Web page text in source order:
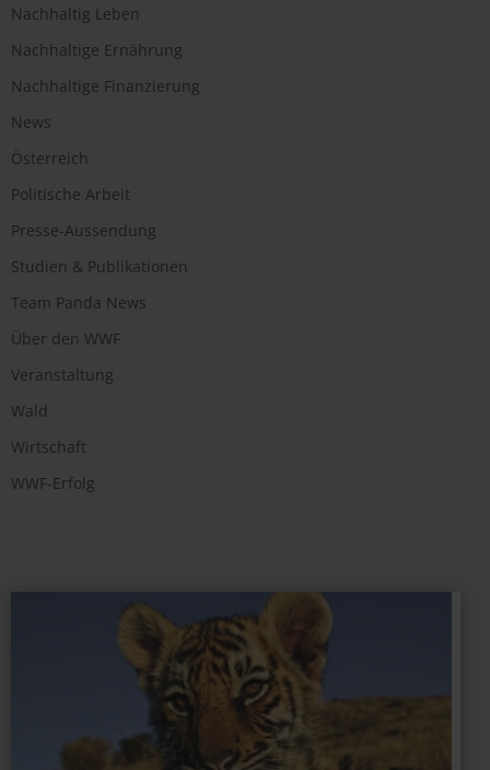
Nachhaltig Leben
Nachhaltige Ernährung
Nachhaltige Finanzierung
News
Österreich
Politische Arbeit
Presse-Aussendung
Studien & Publikationen
Team Panda News
Über den WWF
Veranstaltung
Wald
Wirtschaft
WWF-Erfolg